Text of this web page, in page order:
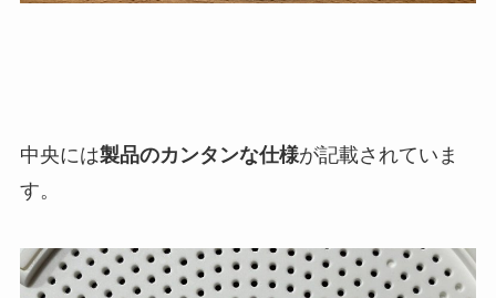
中央には製品のカンタンな仕様が記載されていま
す。